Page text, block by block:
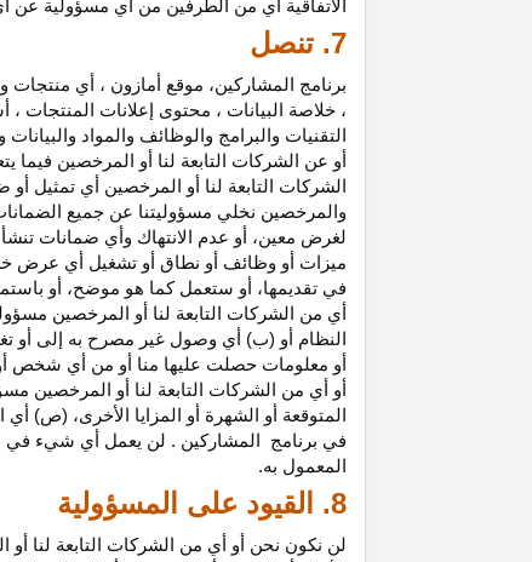
الاتفاقية أي من الطرفين من أي مسؤولية عن
7. تنصل
برنامج المشاركين، موقع أمازون ، أي
، خلاصة البيانات ، محتوى إعلانات المنتجات ،
التقنيات والبرامج والوظائف والمواد
أو عن الشركات التابعة لنا أو المرخصين
الشركات التابعة لنا أو المرخصين أي تمثيل
والمرخصين نخلي مسؤوليتنا عن جميع
لغرض معين، أو عدم الانتهاك وأي ضمانات
ميزات أو وظائف أو نطاق أو تشغيل أي عرض
في تقديمها، أو ستعمل كما هو موضح، أو
أي من الشركات التابعة لنا أو المرخصين
النظام أو (ب) أي وصول غير مصرح به إلى أو
أو معلومات حصلت عليها منا أو من أي شخص
أو أي من الشركات التابعة لنا أو المرخصين
المتوقعة أو الشهرة أو المزايا
الأخرى، (ص) أي
في برنامج المشاركين . لن يعمل أي شيء في
المعمول به.
8. القيود على المسؤولية
لن نكون نحن أو أي من الشركات التابعة لنا